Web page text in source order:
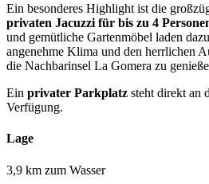
Ein besonderes Highlight ist die
privaten Jacuzzi für bis zu 4
und gemütliche Gartenmöbel laden
angenehme Klima und den herrlichen
die Nachbarinsel La Gomera zu
Ein privater Parkplatz steht direkt an
Verfügung.
Lage
3,9 km zum Wasser